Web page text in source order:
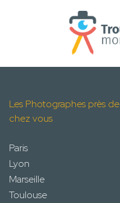
Les Photographes près de
chez vous
Paris
Lyon
Marseille
Toulouse